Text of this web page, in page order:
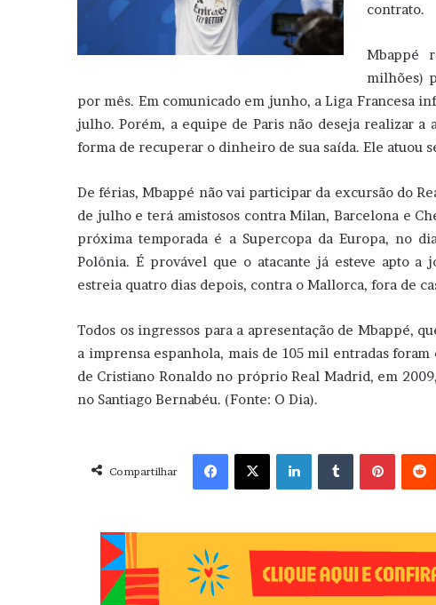
contrato.
Mbappé
milhões)
por mês. Em comunicado em junho, a Liga Francesa
julho. Porém, a equipe de Paris não deseja realizar a
forma de recuperar o dinheiro de sua saída. Ele atuou
De férias, Mbappé não vai participar da excursão do
de julho e terá amistosos contra Milan, Barcelona e
próxima temporada é a Supercopa da Europa, no
Polônia. É provável que o atacante já esteve apto a
estreia quatro dias depois, contra o Mallorca, fora de
Todos os ingressos para a apresentação de Mbappé,
a imprensa espanhola, mais de 105 mil entradas
de Cristiano Ronaldo no próprio Real Madrid, em
no Santiago Bernabéu. (Fonte: O Dia).
Compartilhar
Facebook X Linkedin